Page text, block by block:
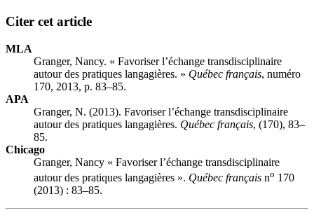
Citer cet article
MLA
Granger, Nancy. « Favoriser l’échange transdisciplinaire
autour des pratiques langagières. » Québec français, numéro
170, 2013, p. 83–85.
APA
Granger, N. (2013). Favoriser l’échange transdisciplinaire
autour des pratiques langagières. Québec français, (170), 83–
85.
Chicago
Granger, Nancy « Favoriser l’échange transdisciplinaire
autour des pratiques langagières ». Québec français no 170
(2013) : 83–85.